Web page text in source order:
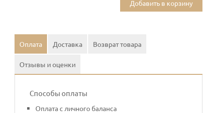
Добавить в корзину
Оплата Доставка Возврат товара
Отзывы и оценки
Способы оплаты
Оплата с личного баланса